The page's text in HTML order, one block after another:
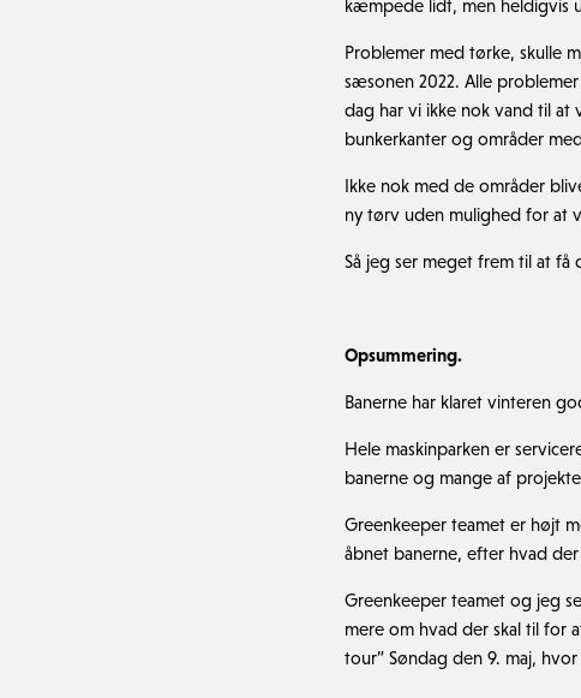
kæmpede lidt, men heldigvis
Problemer med tørke, skulle
sæsonen 2022. Alle
dag har vi ikke nok vand til at
bunkerkanter og områder
Ikke nok med de områder
ny tørv uden mulighed for at
Så jeg ser meget frem til at få
Opsummering.
Banerne har klaret vinteren
Hele maskinparken er
banerne og mange af
Greenkeeper teamet er højt
åbnet banerne, efter hvad
Greenkeeper teamet og jeg
mere om hvad der skal til for
tour” Søndag den 9. maj,